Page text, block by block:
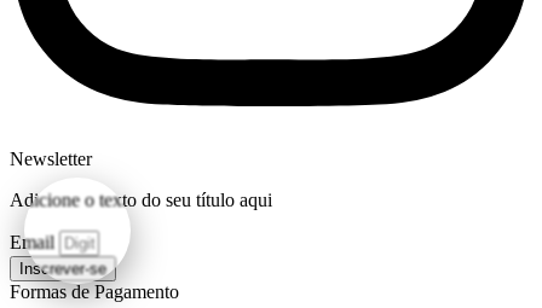
Newsletter
Adicione o texto do seu título aqui
Email
Inscrever-se
Formas de Pagamento